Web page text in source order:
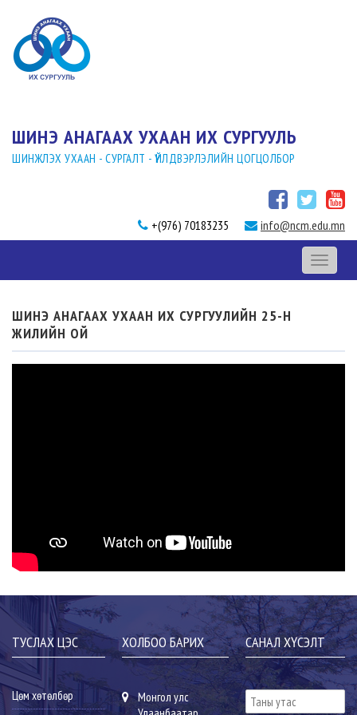
ШИНЭ АНАГААХ УХААН ИХ СУРГУУЛЬ
ШИНЖЛЭХ УХААН - СУРГАЛТ - ҮЙЛДВЭРЛЭЛИЙН ЦОГЦОЛБОР
+(976) 70183235 info@ncm.edu.mn
Toggle
ШИНЭ АНАГААХ УХААН ИХ СУРГУУЛИЙН 25-Н
ЖИЛИЙН ОЙ
ТУСЛАХ ЦЭС
Цөм хөтөлбөр
ХОЛБОО БАРИХ
Монгол улс
САНАЛ ХҮСЭЛТ